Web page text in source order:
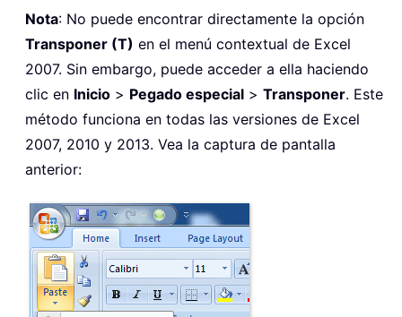
Nota: No puede encontrar directamente la opción
Transponer (T) en el menú contextual de Excel
2007. Sin embargo, puede acceder a ella haciendo
clic en Inicio > Pegado especial > Transponer. Este
método funciona en todas las versiones de Excel
2007, 2010 y 2013. Vea la captura de pantalla
anterior: